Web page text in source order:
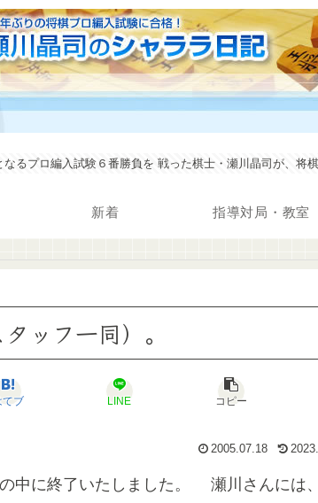
るプロ編入試験６番勝負を 戦った棋士・瀬川晶司が、将
新着 指導対局・教室
ッフ一同）。
てブ LINE コピー
2005.07.18
中に終了いたしました。 瀬川さんには